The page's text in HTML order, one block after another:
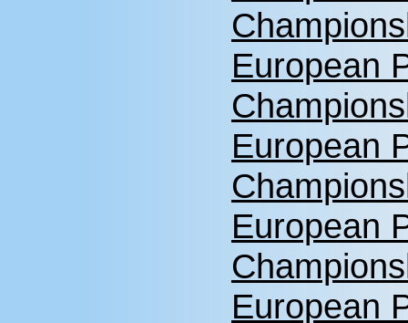
European
European
European
European